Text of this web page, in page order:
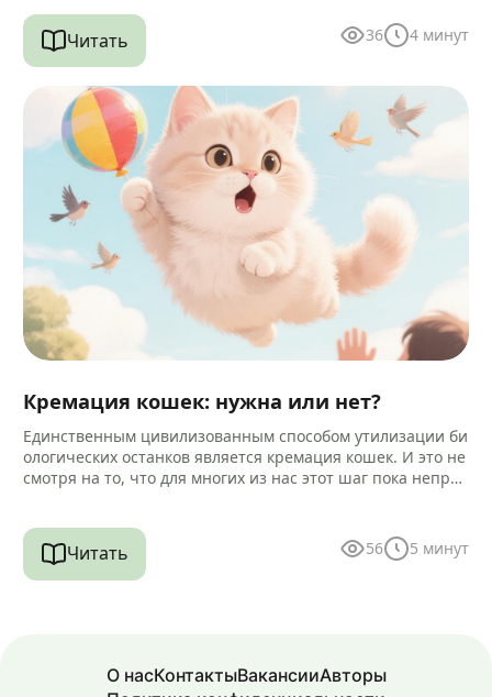
Читать 36 4 минут
Кремация кошек: нужна или нет?
Единственным цивилизованным способом утилизации би
ологических останков является кремация кошек. И это не
смотря на то, что для многих из нас этот шаг пока непри
Читать 56 5 минут
О насКонтактыВакансииАвторы